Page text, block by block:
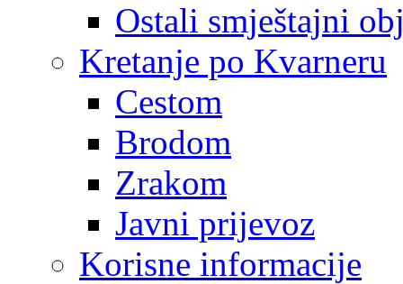
Ostali smještajni
Kretanje po Kvarneru
Cestom
Brodom
Zrakom
Javni prijevoz
Korisne informacije